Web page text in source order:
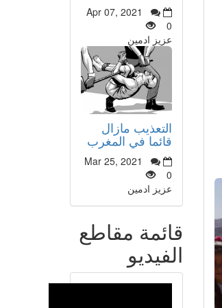
Apr 07, 2021
0
عزيز ادمين
التعذيب مازال
قائما في المغرب
Mar 25, 2021
0
عزيز ادمين
قائمة مقاطع
الفيديو